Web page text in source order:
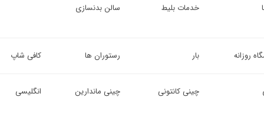
خدمات بلیط سالن بدنسازی
روزانه بار رستوران ها کافی شاپ
چینی کانتونی چینی ماندارین انگلیسی